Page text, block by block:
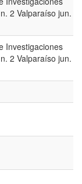
2 Valparaíso jun.
Investigaciones
2 Valparaíso jun.